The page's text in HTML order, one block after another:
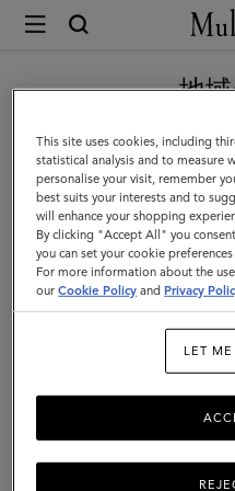
Mulberry
ス
モ
ー
ル
レ
ザ
ー
ズ
|
Women
ウォレットやカードケース、
をはじめとする上質なレザー
ーグッズで、デイリー
106プロダクツ
地
現在日本サイトを閲覧してい
り
アメリカのサイトに
日本のサイトへ移動
This site uses cookies, including
statistical analysis and to measure
personalise your visit, remember
best suits your interests and to
will enhance your shopping
By clicking "Accept All" you
you can set your cookie
For more information about the
ourCookie Policy and Privacy
LET